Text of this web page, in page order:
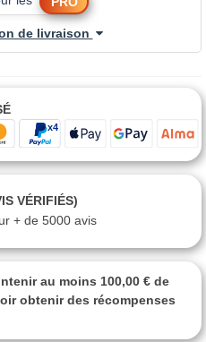
de livraison
VÉRIFIÉS)
+ de 5000 avis
au moins 100,00 € de
obtenir des récompenses